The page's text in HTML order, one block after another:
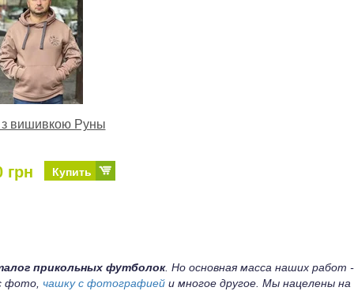
з вишивкою Руны
грн Купить
прикольных футболок. Но основная масса наших работ -
фото, чашку с фотографиейи многое другое. Мы нацелены на